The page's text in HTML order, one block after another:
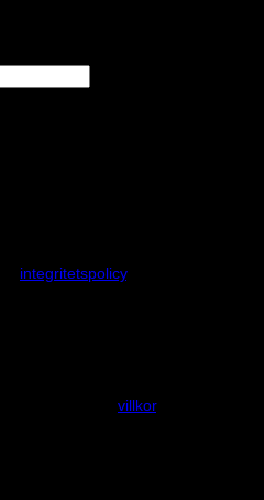
integritetspolicy.
villkor.